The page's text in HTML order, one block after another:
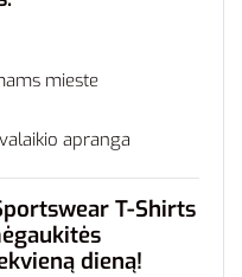
mieste
apranga
T-Shirts
dieną!